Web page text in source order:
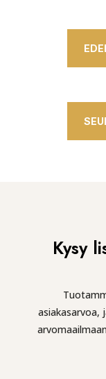
Kysy
asiakasarvoa,